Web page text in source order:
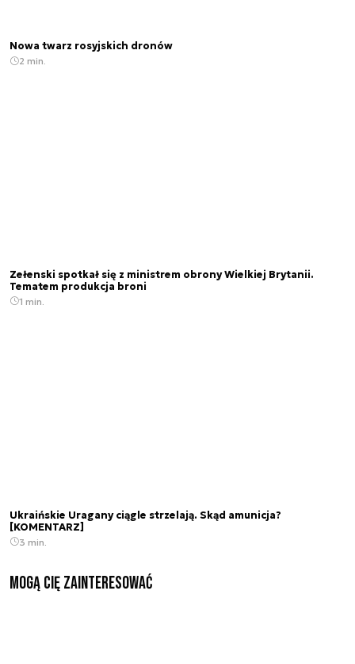
Nowa twarz rosyjskich dronów
2 min.
Zełenski spotkał się z ministrem obrony Wielkiej Brytanii.
Tematem produkcja broni
1 min.
Ukraińskie Uragany ciągle strzelają. Skąd amunicja?
[KOMENTARZ]
3 min.
Mogą Cię zainteresować